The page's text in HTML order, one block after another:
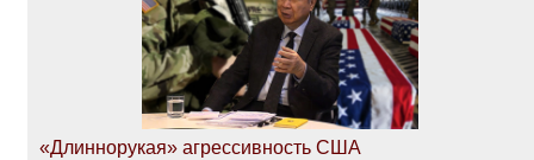
«Длиннорукая» агрессивность США